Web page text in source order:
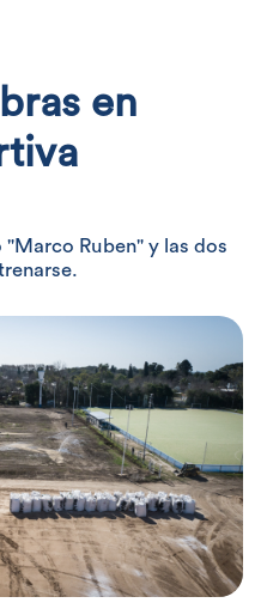
en
"Marco Ruben" y las dos